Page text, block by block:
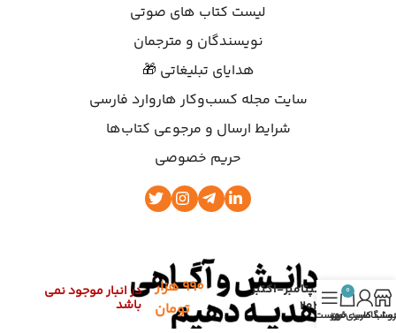
لیست کتاب های صوتی
نویسندگان و مترجمان
هدایای تبلیغاتی 🎁
سایت مجله کسب‌وکار هاروارد فارسی
شرایط ارسال و مرجوعی کتاب‌ها
حریم خصوصی
سپتامبر-اکتبر
2022
۹۹۰هزار
تومان
در انبار موجود نمی
باشد
کاربری من
0
سبد خریدفهرست